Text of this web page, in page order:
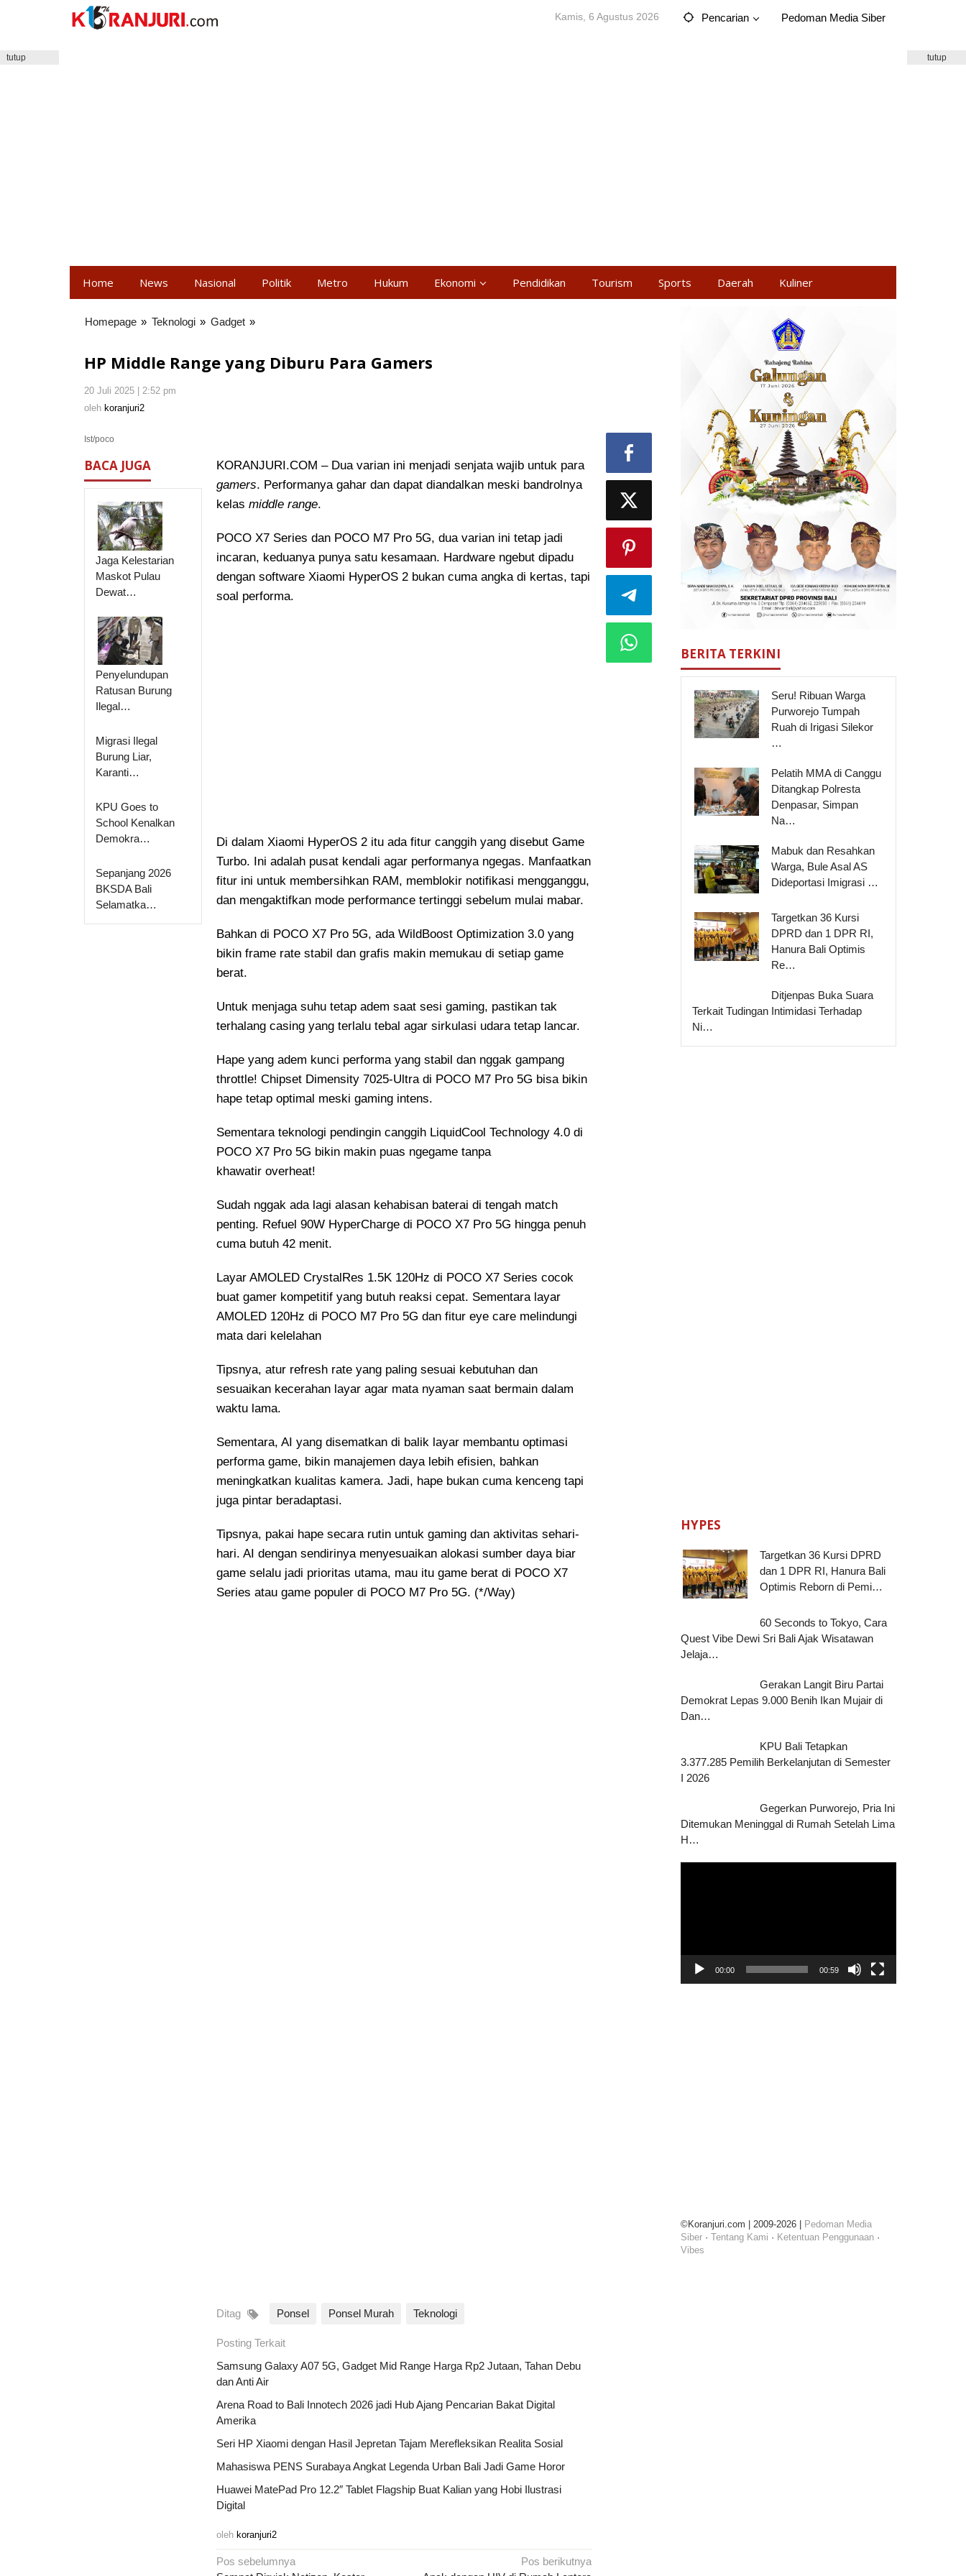
Kamis, 6 Agustus 2026 Pencarian Pedoman Media Siber
Home News Nasional Politik Metro Hukum Ekonomi Pendidikan Tourism Sports Daerah Kuliner
tutup tutup
Homepage » Teknologi » Gadget »
yang
HP Middle Range yang Diburu Para Gamers
20 Juli 2025 | 2:52 pm
oleh koranjuri2
Ist/poco
BACA JUGA
Jaga Kelestarian
Maskot Pulau
Dewat…
Penyelundupan
Ratusan Burung
Ilegal…
Migrasi Ilegal
Burung Liar,
Karanti…
KPU Goes to
School Kenalkan
Demokra…
Sepanjang 2026
BKSDA Bali
Selamatka…
KORANJURI.COM – Dua varian ini menjadi senjata wajib untuk para
gamers. Performanya gahar dan dapat diandalkan meski bandrolnya
kelasmiddle range.
POCO X7 Series dan POCO M7 Pro 5G, dua varian ini tetap jadi
incaran, keduanya punya satu kesamaan. Hardware ngebut dipadu
dengan software Xiaomi HyperOS 2 bukan cuma angka di kertas, tapi
soal performa.
Di dalam Xiaomi HyperOS 2 itu ada fitur canggih yang disebut Game
Turbo. Ini adalah pusat kendali agar performanya ngegas. Manfaatkan
fitur ini untuk membersihkan RAM, memblokir notifikasi mengganggu,
dan mengaktifkan mode performance tertinggi sebelum mulai mabar.
Bahkan di POCO X7 Pro 5G, ada WildBoost Optimization 3.0 yang
bikin frame rate stabil dan grafis makin memukau di setiap game
berat.
Untuk menjaga suhu tetap adem saat sesi gaming, pastikan tak
terhalang casing yang terlalu tebal agar sirkulasi udara tetap lancar.
Hape yang adem kunci performa yang stabil dan nggak gampang
throttle! Chipset Dimensity 7025-Ultra di POCO M7 Pro 5G bisa bikin
hape tetap optimal meski gaming intens.
Sementara teknologi pendingin canggih LiquidCool Technology 4.0 di
POCO X7 Pro 5G bikin makin puas ngegame tanpa
khawatir overheat!
Sudah nggak ada lagi alasan kehabisan baterai di tengah match
penting. Refuel 90W HyperCharge di POCO X7 Pro 5G hingga penuh
cuma butuh 42 menit.
Layar AMOLED CrystalRes 1.5K 120Hz di POCO X7 Series cocok
buat gamer kompetitif yang butuh reaksi cepat. Sementara layar
AMOLED 120Hz di POCO M7 Pro 5G dan fitur eye care melindungi
mata dari kelelahan
Tipsnya, atur refresh rate yang paling sesuai kebutuhan dan
sesuaikan kecerahan layar agar mata nyaman saat bermain dalam
waktu lama.
Sementara, AI yang disematkan di balik layar membantu optimasi
performa game, bikin manajemen daya lebih efisien, bahkan
meningkatkan kualitas kamera. Jadi, hape bukan cuma kenceng tapi
juga pintar beradaptasi.
Tipsnya, pakai hape secara rutin untuk gaming dan aktivitas sehari-
hari. AI dengan sendirinya menyesuaikan alokasi sumber daya biar
game selalu jadi prioritas utama, mau itu game berat di POCO X7
Series atau game populer di POCO M7 Pro 5G. (*/Way)
Ditag Ponsel Ponsel Murah Teknologi
Posting Terkait
Samsung Galaxy A07 5G, Gadget Mid Range Harga Rp2 Jutaan, Tahan Debu
dan Anti Air
Arena Road to Bali Innotech 2026 jadi Hub Ajang Pencarian Bakat Digital
Amerika
Seri HP Xiaomi dengan Hasil Jepretan Tajam Merefleksikan Realita Sosial
Mahasiswa PENS Surabaya Angkat Legenda Urban Bali Jadi Game Horor
Huawei MatePad Pro 12.2″ Tablet Flagship Buat Kalian yang Hobi Ilustrasi
Digital
oleh koranjuri2
Navigasi
Pos sebelumnya
Pos berikutnya
BERITA TERKINI
Seru! Ribuan Warga
Purworejo Tumpah
Ruah di Irigasi Silekor
…
Pelatih MMA di Canggu
Ditangkap Polresta
Denpasar, Simpan
Na…
Mabuk dan Resahkan
Warga, Bule Asal AS
Dideportasi Imigrasi …
Targetkan 36 Kursi
DPRD dan 1 DPR RI,
Hanura Bali Optimis
Re…
Ditjenpas Buka Suara
Terkait Tudingan Intimidasi Terhadap
Ni…
HYPES
Targetkan 36 Kursi DPRD
dan 1 DPR RI, Hanura Bali
Optimis Reborn di Pemi…
60 Seconds to Tokyo, Cara
Quest Vibe Dewi Sri Bali Ajak Wisatawan
Jelaja…
Gerakan Langit Biru Partai
Demokrat Lepas 9.000 Benih Ikan Mujair di
Dan…
KPU Bali Tetapkan
3.377.285 Pemilih Berkelanjutan di Semester
I 2026
Gegerkan Purworejo, Pria Ini
Ditemukan Meninggal di Rumah Setelah Lima
H…
00:00 00:59
©Koranjuri.com | 2009-2026 | Pedoman Media
Siber ·Tentang Kami · Ketentuan Penggunaan ·
Vibes